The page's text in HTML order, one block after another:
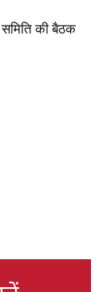
समिति की बैठक